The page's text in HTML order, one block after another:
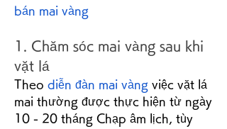
bán mai vàng
1. Chăm sóc mai vàng sau khi
vặt lá
Theo diễn đàn mai vàng việc vặt lá
mai thường được thực hiện từ ngày
10 - 20 tháng Chạp âm lịch, tùy